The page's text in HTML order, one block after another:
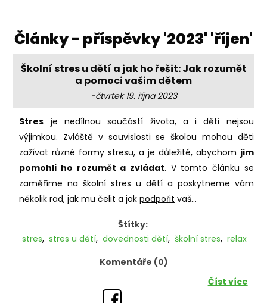
Články - příspěvky '2023' 'říjen'
Školní stres u dětí a jak ho řešit: Jak rozumět
a pomoci vašim dětem
-čtvrtek 19. října 2023
Stres je nedílnou součástí života, a i děti nejsou
výjimkou. Zvláště v souvislosti se školou mohou děti
zažívat různé formy stresu, a je důležité, abychom jim
pomohli ho rozumět a zvládat. V tomto článku se
zaměříme na školní stres u dětí a poskytneme vám
několik rad, jak mu čelit a jakpodpořit vaš...
Štítky:
stres, stres u dětí, dovednosti dětí, školní stres, relax
Komentáře (0)
Číst více